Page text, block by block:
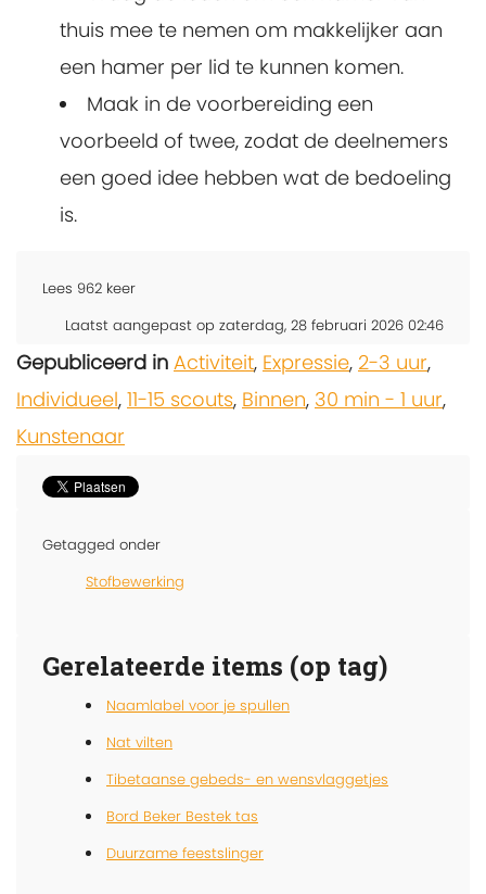
thuis mee te nemen om makkelijker aan
een hamer per lid te kunnen komen.
Maak in de voorbereiding een
voorbeeld of twee, zodat de deelnemers
een goed idee hebben wat de bedoeling
is.
Lees 962 keer
Laatst aangepast op zaterdag, 28 februari 2026 02:46
Gepubliceerd in Activiteit, Expressie, 2-3 uur,
Individueel, 11-15 scouts, Binnen, 30 min - 1 uur,
Kunstenaar
Getagged onder
Stofbewerking
Gerelateerde items (op tag)
Naamlabel voor je spullen
Nat vilten
Tibetaanse gebeds- en wensvlaggetjes
Bord Beker Bestek tas
Duurzame feestslinger